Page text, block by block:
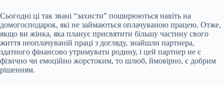
Сьогодні ці так звані “захисти” поширюються навіть на
домогосподарок, які не займаються оплачуваною працею. Отже,
якщо ви жінка, яка планує присвятити більшу частину свого
життя неоплачуваній праці з догляду, знайшли партнера,
здатного фінансово утримувати родину, і цей партнер не є
фізично чи емоційно жорстоким, то шлюб, ймовірно, є добрим
рішенням.